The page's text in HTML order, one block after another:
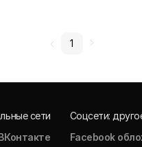
1
сети
Соцсети:
Facebook